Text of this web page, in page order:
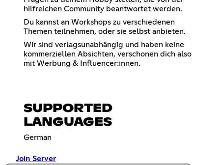
hilfreichen Community beantwortet werden.
Du kannst an Workshops zu verschiedenen
Themen teilnehmen, oder sie selbst anbieten.
Wir sind verlagsunabhängig und haben keine
kommerziellen Absichten, verschonen dich also
mit Werbung & Influencer:innen.
SUPPORTED
LANGUAGES
German
Join Server